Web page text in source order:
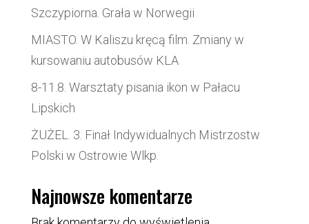
Szczypiorna. Grała w Norwegii
MIASTO. W Kaliszu kręcą film. Zmiany w
kursowaniu autobusów KLA
8-11.8. Warsztaty pisania ikon w Pałacu
Lipskich
ŻUŻEL. 3. Finał Indywidualnych Mistrzostw
Polski w Ostrowie Wlkp.
Najnowsze komentarze